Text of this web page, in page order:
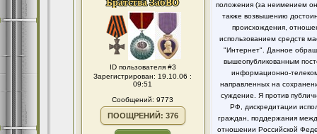
ID пользователя #3
Зарегистрирован: 19.10.06 :
09:51
Сообщений: 9773
ПООЩРЕНИЙ: 376
положения (за неимением
также возвышению
происхождения,
использованием средств
"Интернет". Данное
вышеопубликованным
информационно-
направленных на
суждение. Я против
РФ, дискредитации
граждан, поддержания
отношении Российской